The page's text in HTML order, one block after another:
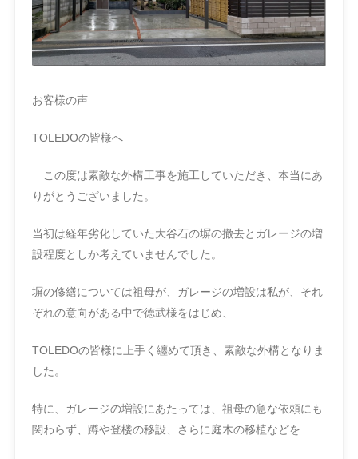
お客様の声
TOLEDOの皆様へ
この度は素敵な外構工事を施工していただき、本当にあ
りがとうございました。
当初は経年劣化していた大谷石の塀の撤去とガレージの増
設程度としか考えていませんでした。
塀の修繕については祖母が、ガレージの増設は私が、それ
ぞれの意向がある中で徳武様をはじめ、
TOLEDOの皆様に上手く纏めて頂き、素敵な外構となりま
した。
特に、ガレージの増設にあたっては、祖母の急な依頼にも
関わらず、蹲や登楼の移設、さらに庭木の移植などを